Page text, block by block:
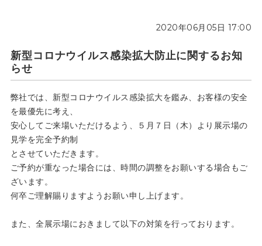
2020年06月05日 17:00
新型コロナウイルス感染拡大防止に関するお知
らせ
弊社では、新型コロナウイルス感染拡大を鑑み、お客様の安全
を最優先に考え、
安心してご来場いただけるよう、５月７日（木）より展示場の
見学を完全予約制
とさせていただきます。
ご予約が重なった場合には、時間の調整をお願いする場合もご
ざいます。
何卒ご理解賜りますようお願い申し上げます。
また、全展示場におきまして以下の対策を行っております。